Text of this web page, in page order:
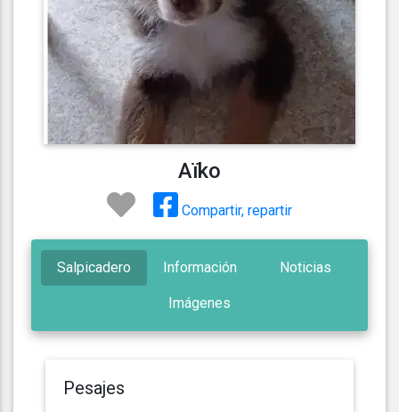
Aïko
Compartir, repartir
Salpicadero Información Noticias
Imágenes
Pesajes